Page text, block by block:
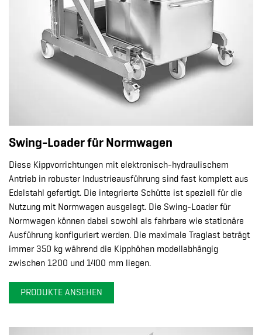
Swing-Loader für Normwagen
Diese Kippvorrichtungen mit elektronisch-hydraulischem
Antrieb in robuster Industrieausführung sind fast komplett aus
Edelstahl gefertigt. Die integrierte Schütte ist speziell für die
Nutzung mit Normwagen ausgelegt. Die Swing-Loader für
Normwagen können dabei sowohl als fahrbare wie stationäre
Ausführung konfiguriert werden. Die maximale Traglast beträgt
immer 350 kg während die Kipphöhen modellabhängig
zwischen 1200 und 1400 mm liegen.
PRODUKTE ANSEHEN